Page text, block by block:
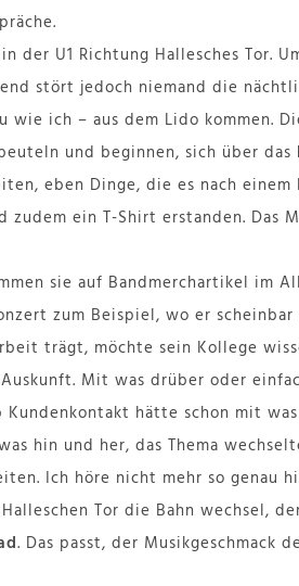
der U1 Richtung Hallesches Tor.
stört jedoch niemand die
wie ich – aus dem Lido kommen.
und beginnen, sich über das
eben Dinge, die es nach
zudem ein T-Shirt erstanden. Das
sie auf Bandmerchartikel im
zum Beispiel, wo er
trägt, möchte sein Kollege
Mit was drüber oder
Kundenkontakt hätte schon mit
hin und her, das Thema
Ich höre nicht mehr so genau
Tor die Bahn wechsel,
. Das passt, der Musikgeschmack